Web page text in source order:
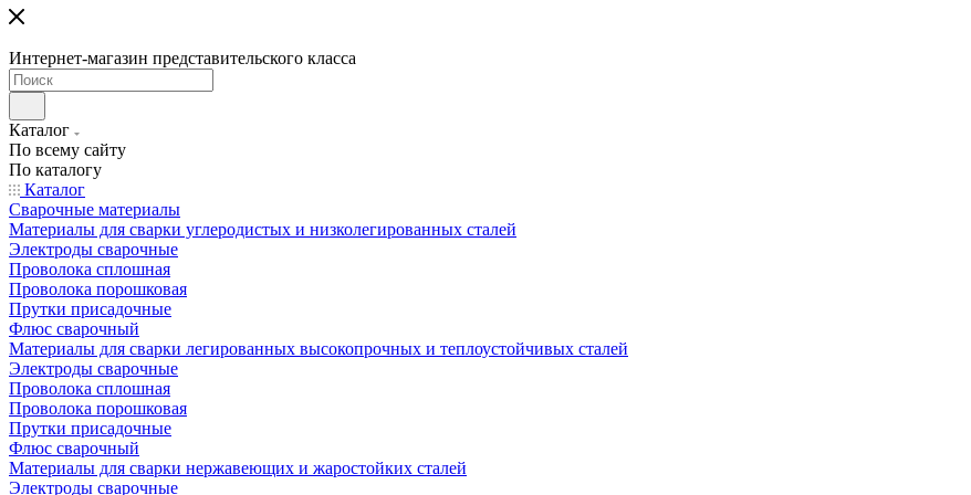
Интернет-магазин представительского класса
Каталог
По всему сайту
По каталогу
Каталог
Сварочные материалы
Материалы для сварки углеродистых и низколегированных сталей
Электроды сварочные
Проволока сплошная
Проволока порошковая
Прутки присадочные
Флюс сварочный
Материалы для сварки легированных высокопрочных и теплоустойчивых сталей
Электроды сварочные
Проволока сплошная
Проволока порошковая
Прутки присадочные
Флюс сварочный
Материалы для сварки нержавеющих и жаростойких сталей
Электроды сварочные